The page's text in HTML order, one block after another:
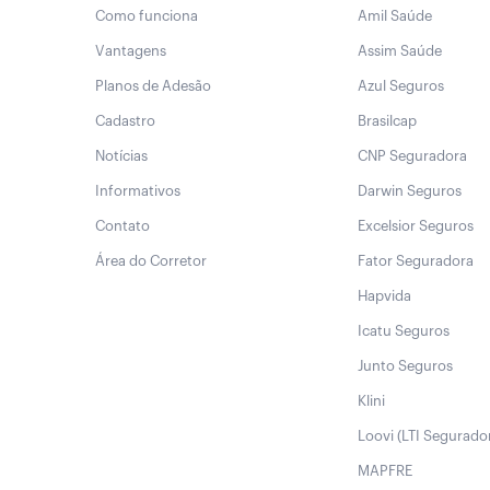
Como funciona
Vantagens
Planos de Adesão
Cadastro
Notícias
Informativos
Contato
Área do Corretor
Amil Saúde
Assim Saúde
Azul Seguros
Brasilcap
CNP Seguradora
Darwin Seguros
Excelsior Seguros
Fator Seguradora
Hapvida
Icatu Seguros
Junto Seguros
Klini
Loovi (LTI
MAPFRE